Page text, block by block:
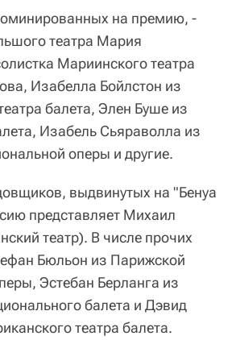
на премию, -
театра Мария
Мариинского театра
Изабелла Бойлстон из
балета, Элен Буше из
Изабель Сьяраволла из
оперы и другие.
выдвинутых на "Бенуа
представляет Михаил
театр). В числе прочих
Бюльон из Парижской
Эстебан Берланга из
балета и Дэвид
театра балета.